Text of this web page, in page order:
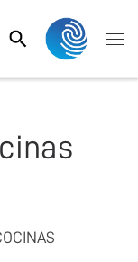
Search